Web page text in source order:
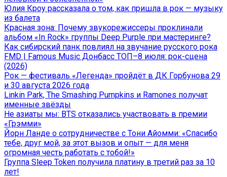
Юлия Кроу рассказала о том, как пришла в рок — музыку
из балета
Красная зона: Почему звукорежиссеры проклинали
альбом «In Rock» группы Deep Purple при мастеринге?
Как сибирский панк повлиял на звучание русского рока
FMD | Famous Music Донбасс ТОП–8 июля: рок-сцена
(2026)
Рок — фестиваль «Легенда» пройдёт в ДК Горбунова 29
и 30 августа 2026 года
Linkin Park, The Smashing Pumpkins и Ramones получат
именные звёзды
Не азиаты мы: BTS отказались участвовать в премии
«Грэмми»
Йорн Ланде о сотрудничестве с Тони Айомми: «Спасибо
тебе, друг мой, за этот вызов и опыт — для меня
огромная честь работать с тобой!»
Группа Sleep Token получила платину в третий раз за 10
лет!